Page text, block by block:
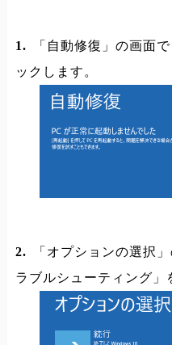
1.
「自動修復」の画面
ックします。
2.
「オプションの選択
ラブルシューティング」